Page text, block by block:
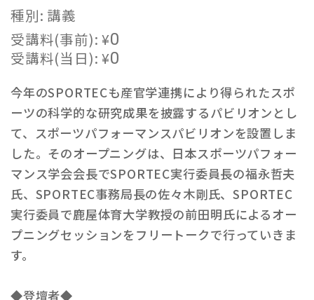
種別: 講義
受講料(事前):¥0
受講料(当日):¥0
今年のSPORTECも産官学連携により得られたスポ
ーツの科学的な研究成果を披露するパビリオンとし
て、スポーツパフォーマンスパビリオンを設置しま
した。そのオープニングは、日本スポーツパフォー
マンス学会会長でSPORTEC実行委員長の福永哲夫
氏、SPORTEC事務局長の佐々木剛氏、SPORTEC
実行委員で鹿屋体育大学教授の前田明氏によるオー
プニングセッションをフリートークで行っていきま
す。
◆登壇者◆